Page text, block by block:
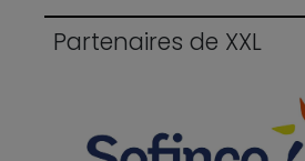
Partenaires de XXL